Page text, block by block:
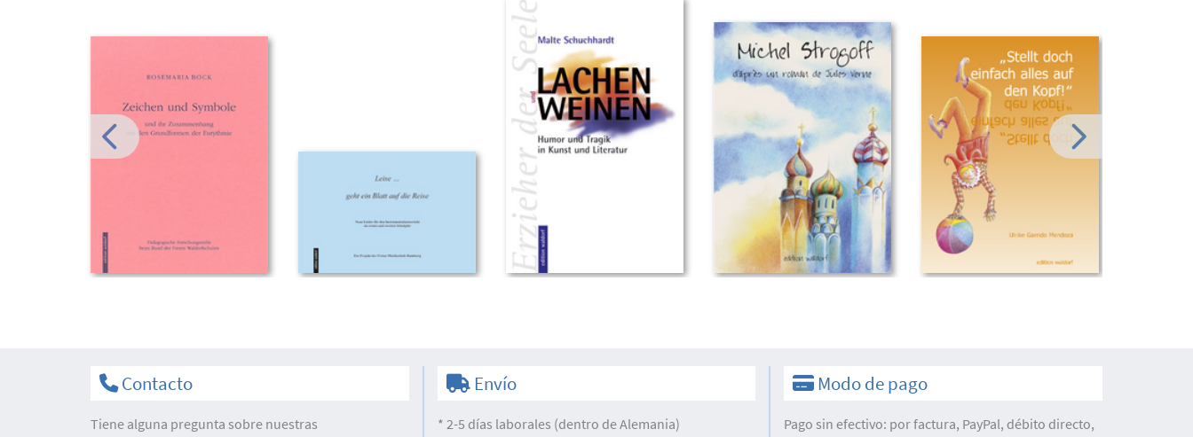
Contacto
Tiene alguna pregunta sobre nuestras
Envío
* 2-5 días laborales (dentro de Alemania)
Modo de pago
Pago sin efectivo: por factura, PayPal, débito directo,